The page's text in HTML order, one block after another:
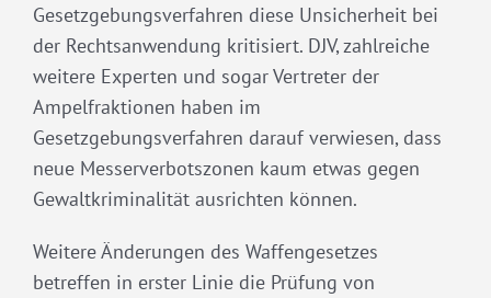
Gesetzgebungsverfahren diese Unsicherheit bei
der Rechtsanwendung kritisiert. DJV, zahlreiche
weitere Experten und sogar Vertreter der
Ampelfraktionen haben im
Gesetzgebungsverfahren darauf verwiesen, dass
neue Messerverbotszonen kaum etwas gegen
Gewaltkriminalität ausrichten können.
Weitere Änderungen des Waffengesetzes
betreffen in erster Linie die Prüfung von